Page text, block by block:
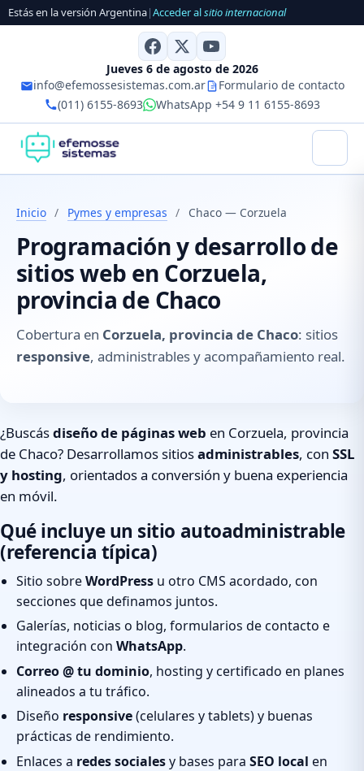
Estás en la versión Argentina|Acceder alsitio internacional
Jueves 6 de agosto de 2026
info@efemossesistemas.com.ar
Formulario de contacto
(011) 6155-8693
WhatsApp +54 9 11 6155-8693
Inicio / Pymes y empresas / Chaco — Corzuela
Programación y desarrollo de
sitios web en Corzuela,
provincia de Chaco
Cobertura en Corzuela, provincia de Chaco: sitios
responsive, administrables y acompañamiento real.
¿Buscásdiseño de páginas web en Corzuela, provincia
de Chaco? Desarrollamos sitiosadministrables, con SSL
y hosting, orientados a conversión y buena experiencia
en móvil.
Qué incluye un sitio autoadministrable
(referencia típica)
Sitio sobreWordPress u otro CMS acordado, con
secciones que definamos juntos.
Galerías, noticias o blog, formularios de contacto e
integración con WhatsApp.
Correo @ tu dominio, hosting y certificado en planes
alineados a tu tráfico.
Diseño responsive(celulares y tablets) y buenas
prácticas de rendimiento.
Enlaces a redes socialesy bases para SEO local en